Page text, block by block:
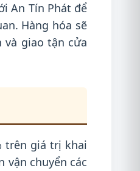
An Tín Phát để
Hàng hóa sẽ
và giao tận cửa
trên giá trị khai
vận chuyển các